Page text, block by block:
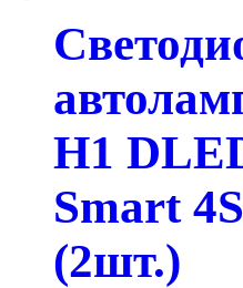
H1
Smart 4S
(2шт.)